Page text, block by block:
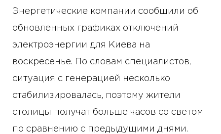
Энергетические компании сообщили об
обновленных графиках отключений
электроэнергии для Киева на
воскресенье. По словам специалистов,
ситуация с генерацией несколько
стабилизировалась, поэтому жители
столицы получат больше часов со светом
по сравнению с предыдущими днями.